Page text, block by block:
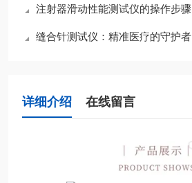
注射器滑动性能测试仪的操作步骤
缝合针测试仪：精准医疗的守护者
详细介绍 在线留言